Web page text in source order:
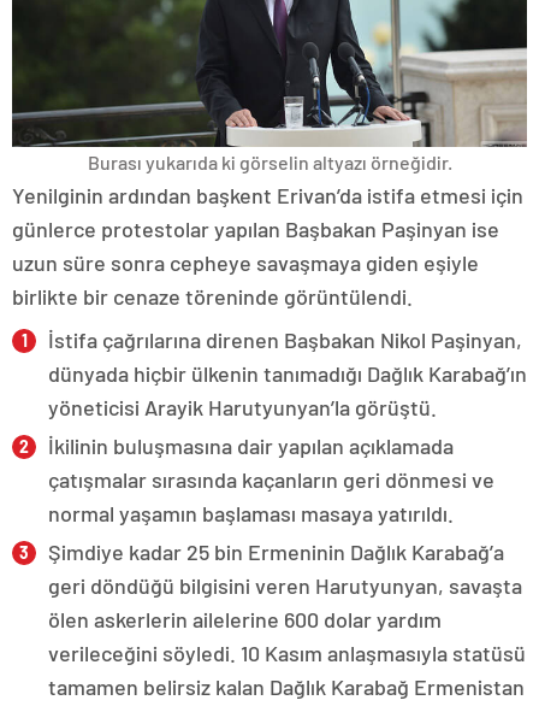
Burası yukarıda ki görselin altyazı örneğidir.
Yenilginin ardından başkent Erivan’da istifa etmesi için
günlerce protestolar yapılan Başbakan Paşinyan ise
uzun süre sonra cepheye savaşmaya giden eşiyle
birlikte bir cenaze töreninde görüntülendi.
İstifa çağrılarına direnen Başbakan Nikol Paşinyan,
dünyada hiçbir ülkenin tanımadığı Dağlık Karabağ’ın
yöneticisi Arayik Harutyunyan’la görüştü.
İkilinin buluşmasına dair yapılan açıklamada
çatışmalar sırasında kaçanların geri dönmesi ve
normal yaşamın başlaması masaya yatırıldı.
Şimdiye kadar 25 bin Ermeninin Dağlık Karabağ’a
geri döndüğü bilgisini veren Harutyunyan, savaşta
ölen askerlerin ailelerine 600 dolar yardım
verileceğini söyledi. 10 Kasım anlaşmasıyla statüsü
tamamen belirsiz kalan Dağlık Karabağ Ermenistan